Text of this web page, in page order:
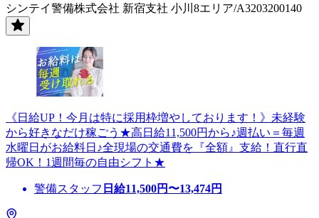
シンテイ警備株式会社 新宿支社 小川8エリア/A3203200140
《日給UP！今月は特に採用枠増やしております！》未経験
から好きなだけ稼ごう★高日給11,500円から♪週払い＝毎週
水曜日がお給料日♪全現場の交通費を『全額』支給！直行直
帰OK！1週間毎の自由シフト★
警備スタッフ 日給11,500円〜13,474円